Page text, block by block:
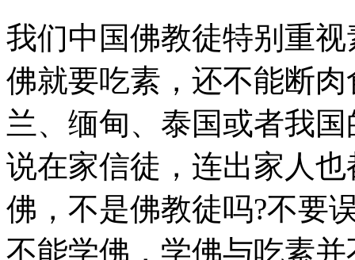
我们中国佛教徒特别重
佛就要吃素，还不能断
兰、缅甸、泰国或者我
说在家信徒，连出家人
佛，不是佛教徒吗?不要
不能学佛，学佛与吃素